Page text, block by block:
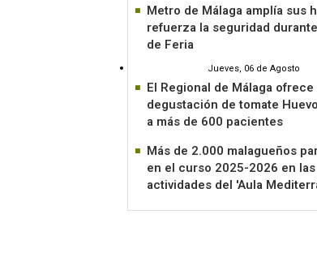
Metro de Málaga amplía sus
refuerza la seguridad
de Feria
Jueves, 06 de Agosto
El Regional de Málaga ofrece
degustación de tomate
a más de 600 pacientes
Más de 2.000 malagueños
en el curso 2025-2026 en las
actividades del 'Aula